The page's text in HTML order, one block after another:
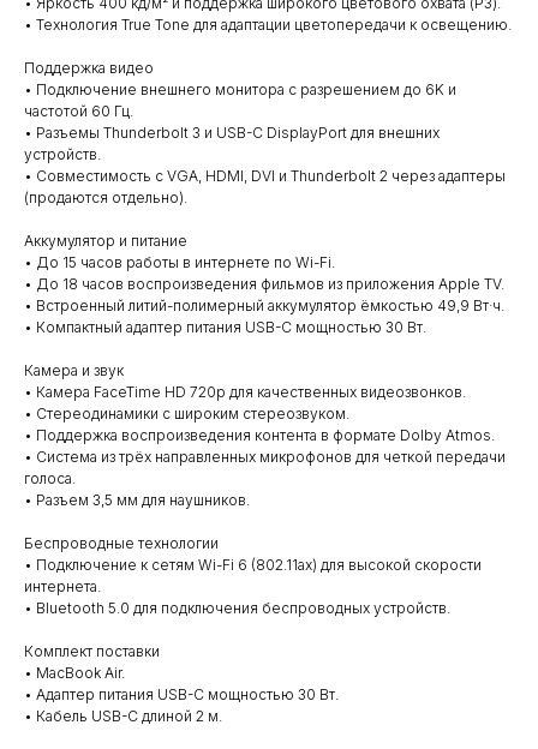
• Технология True Tone для адаптации цветопередачи к освещению.
Поддержка видео
• Подключение внешнего монитора с разрешением до 6K и
частотой 60 Гц.
• Разъемы Thunderbolt 3 и USB-C DisplayPort для внешних
устройств.
• Совместимость с VGA, HDMI, DVI и Thunderbolt 2 через адаптеры
(продаются отдельно).
Аккумулятор и питание
• До 15 часов работы в интернете по Wi-Fi.
• До 18 часов воспроизведения фильмов из приложения Apple TV.
• Встроенный литий-полимерный аккумулятор ёмкостью 49,9 Вт·ч.
• Компактный адаптер питания USB-C мощностью 30 Вт.
Камера и звук
• Камера FaceTime HD 720p для качественных видеозвонков.
• Стереодинамики с широким стереозвуком.
• Поддержка воспроизведения контента в формате Dolby Atmos.
• Система из трёх направленных микрофонов для четкой передачи
голоса.
• Разъем 3,5 мм для наушников.
Беспроводные технологии
• Подключение к сетям Wi-Fi 6 (802.11ax) для высокой скорости
интернета.
• Bluetooth 5.0 для подключения беспроводных устройств.
Комплект поставки
• MacBook Air.
• Адаптер питания USB-C мощностью 30 Вт.
• Кабель USB-C длиной 2 м.